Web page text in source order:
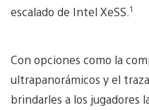
escalado de Intel XeSS. 1
Con opciones como la
ultrapanorámicos y el
brindarles a los jugadores